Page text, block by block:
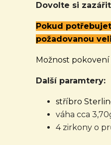
Dovolte si
Pokud
požadovanou
Možnost pokovení
Další paramtery:
stříbro
váha cca
4 zirkony o